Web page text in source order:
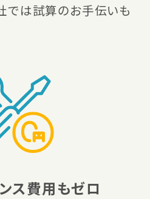
では試算のお手伝いも
ス費用もゼロ